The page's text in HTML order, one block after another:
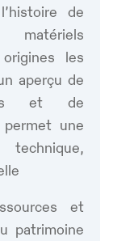
de
les
aperçu de
et de
une
et
patrimoine